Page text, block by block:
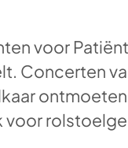
voor
Concerten
voor